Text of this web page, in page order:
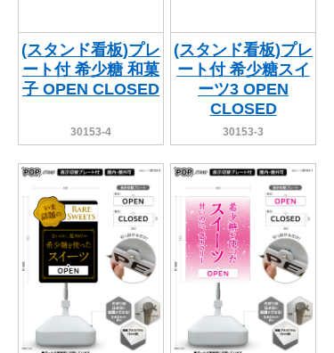
OTHER ITEMS
関連アイテムを見る
ORIGINAL ORDER
オリジナルオーダーについて
お支払方法
オリジナルオーダー制作事例
(スタンド看板)プレ
ート付 希少糖 和菓
子 OPEN CLOSED
30153-4
(スタンド看板)プレ
ート付 希少糖スイ
ーツ3 OPEN
CLOSED
30153-3